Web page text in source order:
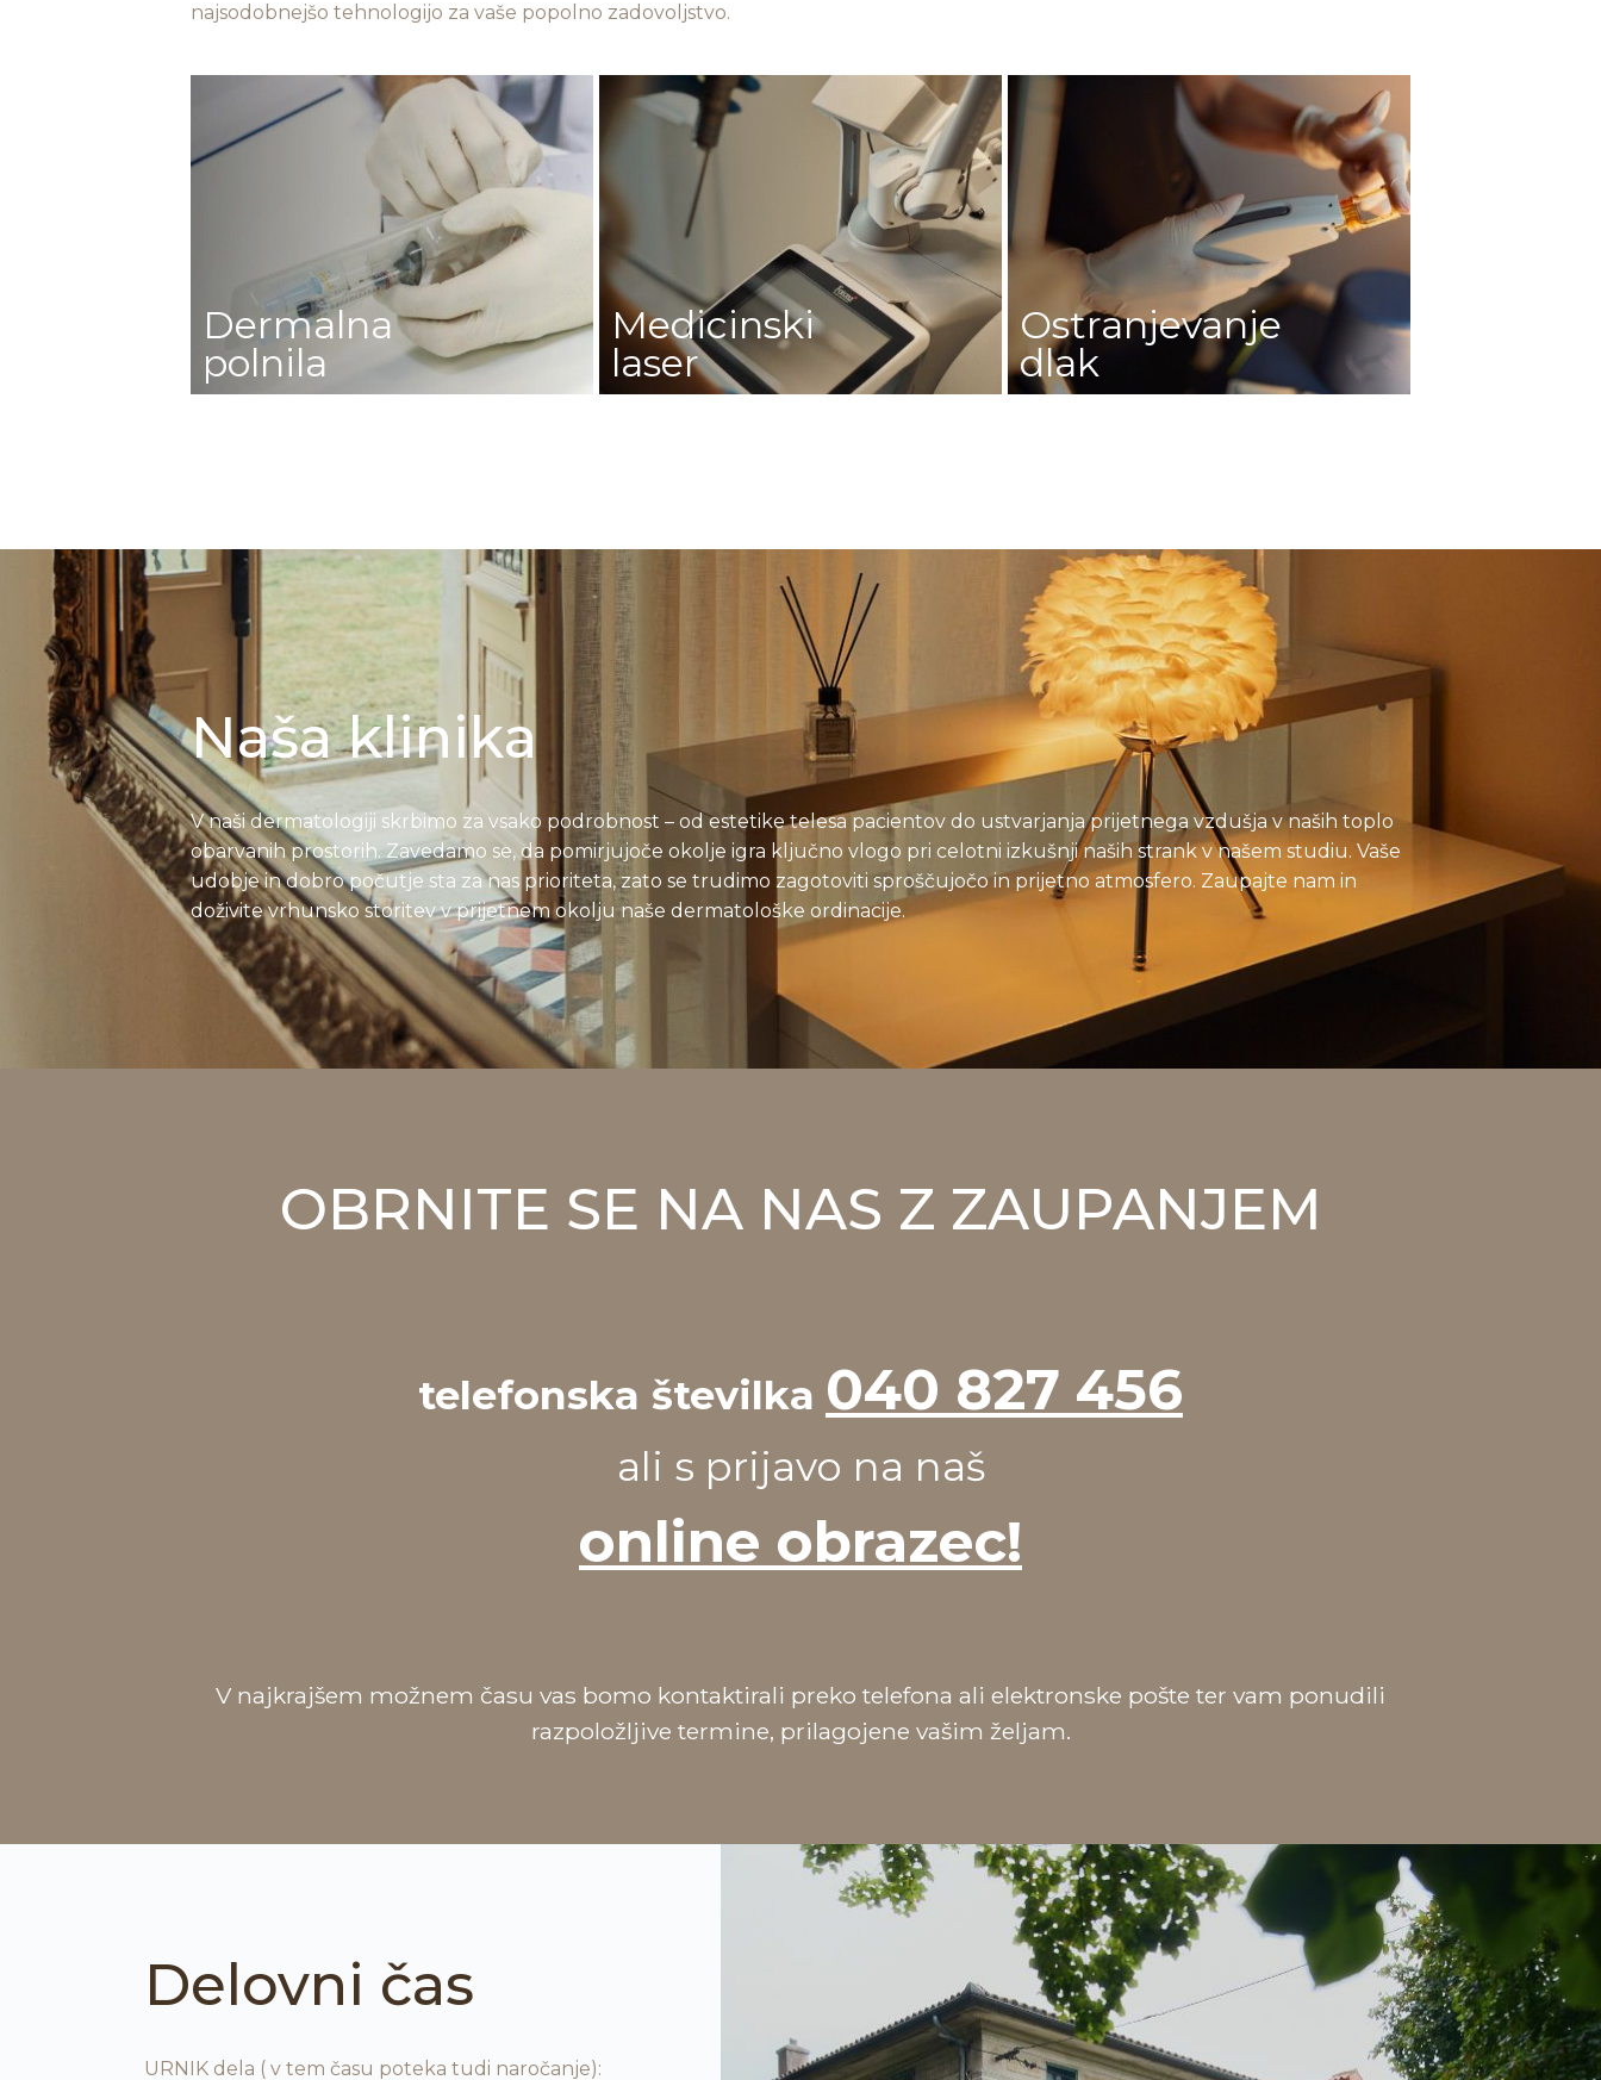
najsodobnejšo tehnologijo za vaše popolno zadovoljstvo.
Dermalna
polnila
Medicinski
laser
Ostranjevanje
dlak
Naša klinika
V naši dermatologiji skrbimo za vsako podrobnost – od estetike telesa pacientov do ustvarjanja prijetnega vzdušja v naših toplo
obarvanih prostorih. Zavedamo se, da pomirjujoče okolje igra ključno vlogo pri celotni izkušnji naših strank v našem studiu. Vaše
udobje in dobro počutje sta za nas prioriteta, zato se trudimo zagotoviti sproščujočo in prijetno atmosfero. Zaupajte nam in
doživite vrhunsko storitev v prijetnem okolju naše dermatološke ordinacije.
OBRNITE SE NA NAS Z ZAUPANJEM
telefonska številka 040 827 456
ali s prijavo na naš
online obrazec!
V najkrajšem možnem času vas bomo kontaktirali preko telefona ali elektronske pošte ter vam ponudili
razpoložljive termine, prilagojene vašim željam.
Delovni čas
URNIK dela ( v tem času poteka tudi naročanje):